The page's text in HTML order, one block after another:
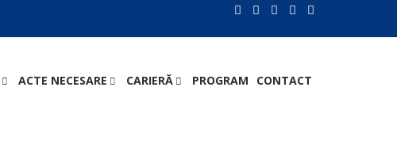
ACTE NECESARE CARIERĂ PROGRAM CONTACT